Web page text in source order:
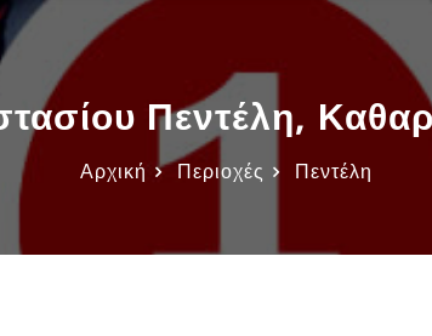
Πεντέλη,
Αρχική Περιοχές Πεντέλη